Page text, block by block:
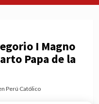
I Magno
Papa de la
Perú Católico